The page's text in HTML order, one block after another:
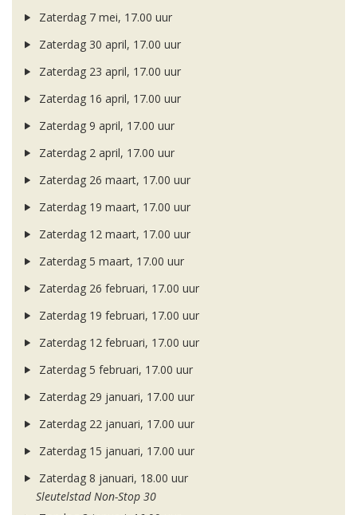
Zaterdag 7 mei, 17.00 uur
Zaterdag 30 april, 17.00 uur
Zaterdag 23 april, 17.00 uur
Zaterdag 16 april, 17.00 uur
Zaterdag 9 april, 17.00 uur
Zaterdag 2 april, 17.00 uur
Zaterdag 26 maart, 17.00 uur
Zaterdag 19 maart, 17.00 uur
Zaterdag 12 maart, 17.00 uur
Zaterdag 5 maart, 17.00 uur
Zaterdag 26 februari, 17.00 uur
Zaterdag 19 februari, 17.00 uur
Zaterdag 12 februari, 17.00 uur
Zaterdag 5 februari, 17.00 uur
Zaterdag 29 januari, 17.00 uur
Zaterdag 22 januari, 17.00 uur
Zaterdag 15 januari, 17.00 uur
Zaterdag 8 januari, 18.00 uur
Sleutelstad Non-Stop 30